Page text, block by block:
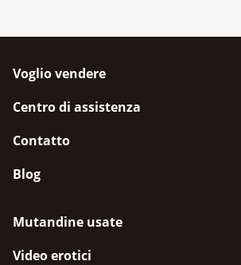
Voglio vendere
Centro di assistenza
Contatto
Blog
Mutandine usate
Video erotici